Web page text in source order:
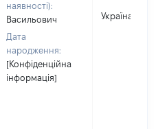
наявності):
Васильович
Дата
народження:
[Конфіденційна
інформація]
Україна